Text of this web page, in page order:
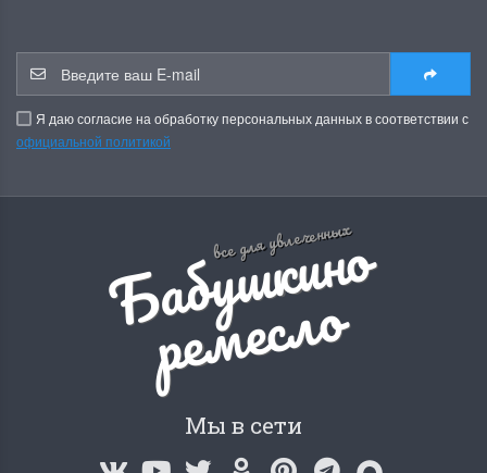
Я даю согласие на обработку персональных данных в соответствии с
официальной политикой
все для увлеченных
Б
а
б
у
ш
к
и
н
о
р
е
м
е
с
л
о
Мы в сети